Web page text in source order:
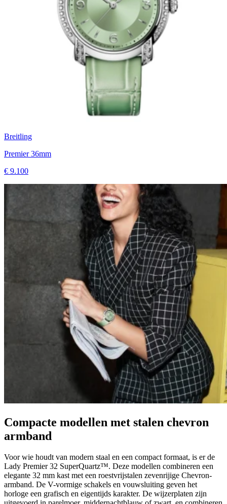
Breitling
Premier 36mm
€ 9.100
Compacte modellen met stalen chevron
armband
Voor wie houdt van modern staal en een compact formaat, is er de
Lady Premier 32 SuperQuartz™. Deze modellen combineren een
elegante 32 mm kast met een roestvrijstalen zevenrijige Chevron-
armband. De V-vormige schakels en vouwsluiting geven het
horloge een grafisch en eigentijds karakter. De wijzerplaten zijn